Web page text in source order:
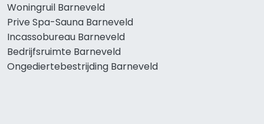
Woningruil Barneveld
Prive Spa-Sauna Barneveld
Incassobureau Barneveld
Bedrijfsruimte Barneveld
Ongediertebestrijding Barneveld